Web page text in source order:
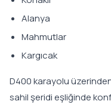
Alanya
Mahmutlar
Kargıcak
D400 karayolu
sahil şeridi eşliğinde